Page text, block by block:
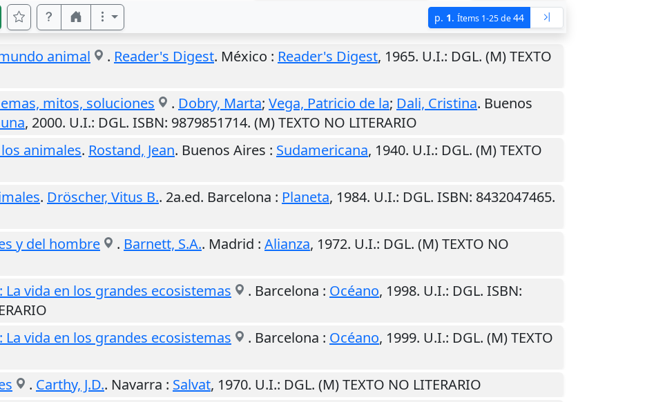
p. 1. Ítems 1-25 de44
animal . Reader's Digest. México : Reader's Digest, 1965. U.I.: DGL. (M) TEXTO
mitos, soluciones
. Dobry, Marta; Vega, Patricio de la; Dali, Cristina. Buenos
, 2000. U.I.: DGL. ISBN: 9879851714. (M) TEXTO NO LITERARIO
animales. Rostand, Jean. Buenos Aires : Sudamericana, 1940. U.I.: DGL. (M) TEXTO
. Dröscher, Vitus B.. 2a.ed. Barcelona : Planeta, 1984. U.I.: DGL. ISBN: 8432047465.
y del hombre
. Barnett, S.A.. Madrid : Alianza, 1972. U.I.: DGL. (M) TEXTO NO
vida en los grandes ecosistemas
. Barcelona : Océano, 1998. U.I.: DGL. ISBN:
vida en los grandes ecosistemas
. Barcelona : Océano, 1999. U.I.: DGL. (M) TEXTO
. Carthy, J.D.. Navarra : Salvat, 1970. U.I.: DGL. (M) TEXTO NO LITERARIO